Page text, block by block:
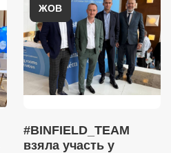
ЖОВ
#BINFIELD_TEAM
взяла участь у